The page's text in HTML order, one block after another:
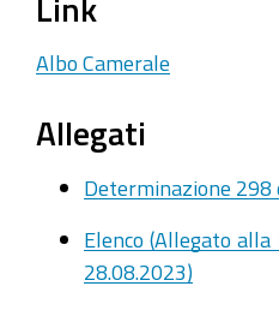
Link
Albo Camerale
Allegati
Determinazione 298
Elenco (Allegato
28.08.2023)